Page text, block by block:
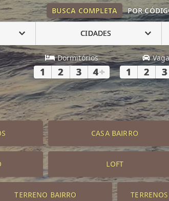
BUSCA COMPLETA POR
CIDADES
Dormitórios
1 2 3 4+ 1 2 3
CASA BAIRRO
LOFT
TERRENO BAIRRO